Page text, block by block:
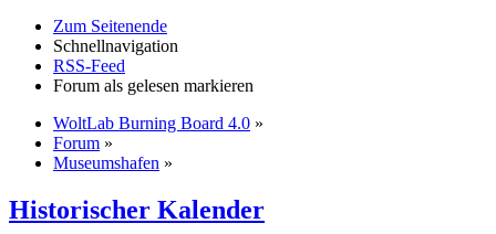
Zum Seitenende
Schnellnavigation
RSS-Feed
Forum als gelesen markieren
WoltLab Burning Board 4.0 »
Forum »
Museumshafen »
Historischer Kalender